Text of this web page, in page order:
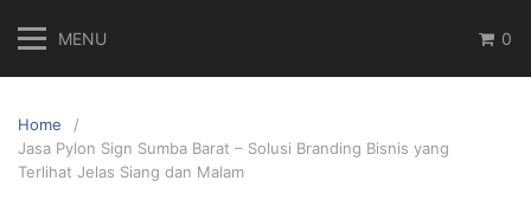
content
MENU 0
Home
Jasa Pylon Sign Sumba Barat – Solusi Branding Bisnis yang
Terlihat Jelas Siang dan Malam